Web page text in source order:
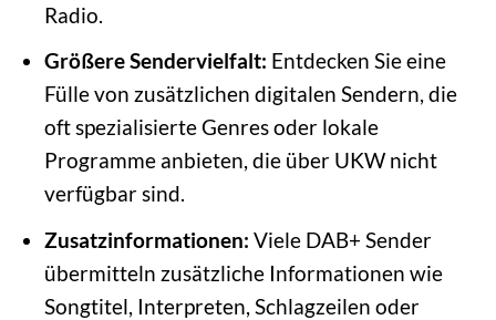
Radio.
Größere Sendervielfalt: Entdecken Sie eine
Fülle von zusätzlichen digitalen Sendern, die
oft spezialisierte Genres oder lokale
Programme anbieten, die über UKW nicht
verfügbar sind.
Zusatzinformationen: Viele DAB+ Sender
übermitteln zusätzliche Informationen wie
Songtitel, Interpreten, Schlagzeilen oder